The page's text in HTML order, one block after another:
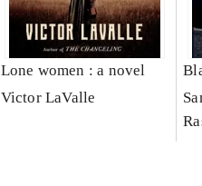
Lone women : a novel
Victor LaValle